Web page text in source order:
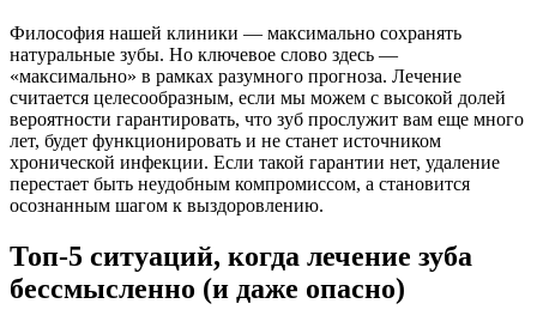
Философия нашей клиники — максимально сохранять
натуральные зубы. Но ключевое слово здесь —
«максимально» в рамках разумного прогноза. Лечение
считается целесообразным, если мы можем с высокой долей
вероятности гарантировать, что зуб прослужит вам еще много
лет, будет функционировать и не станет источником
хронической инфекции. Если такой гарантии нет, удаление
перестает быть неудобным компромиссом, а становится
осознанным шагом к выздоровлению.
Топ-5 ситуаций, когда лечение зуба
бессмысленно (и даже опасно)